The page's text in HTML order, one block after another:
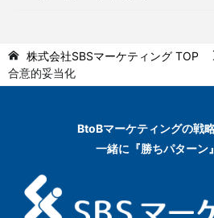
株式会社SBSマーケティング TOP
合意的妥当化
BtoBマーケティングの戦
一緒に『勝ちパターン